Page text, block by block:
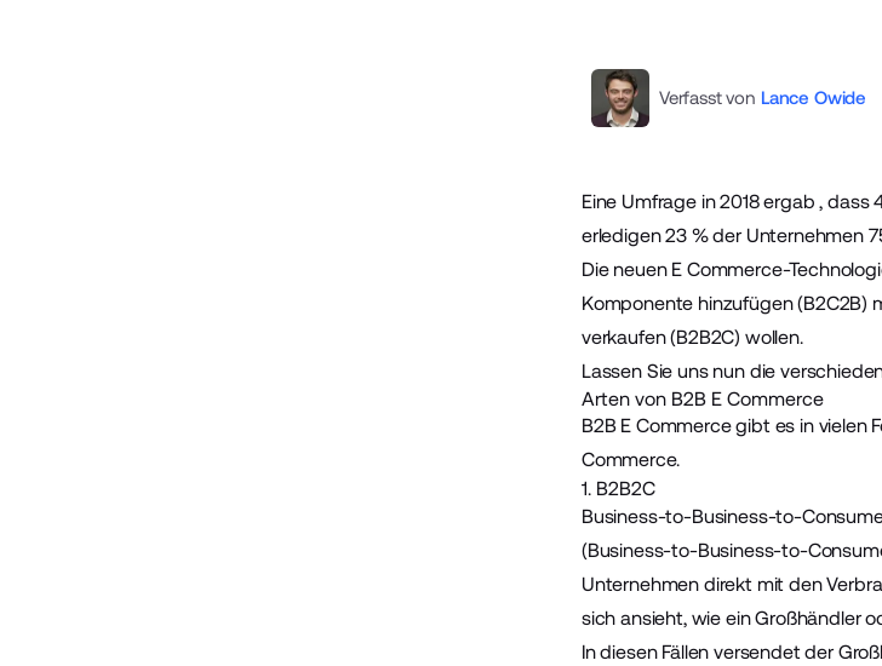
Verfasst von Lance Owide
Eine Umfrage in2018 ergab , dass
erledigen 23 % der Unternehmen
Die neuen E Commerce-
Komponente hinzufügen (B2C2B)
verkaufen (B2B2C) wollen.
Lassen Sie uns nun die
Arten von B2B E Commerce
B2B E Commerce gibt es in vielen
Commerce.
1. B2B2C
Business-to-Business-to-
(Business-to-Business-to-
Unternehmen direkt mit den
sich ansieht, wie ein Großhändler
In diesen Fällen versendet der